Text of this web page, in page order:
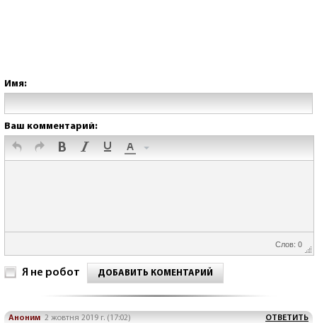
Имя:
Ваш комментарий:
Слов: 0
Я не робот ДОБАВИТЬ КОМЕНТАРИЙ
Аноним 2 жовтня 2019 г. (17:02) ОТВЕТИТЬ